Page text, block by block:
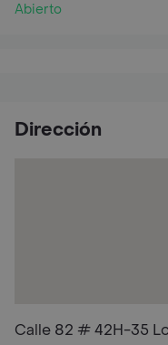
Abierto
Dirección
Calle 82 # 42H-35